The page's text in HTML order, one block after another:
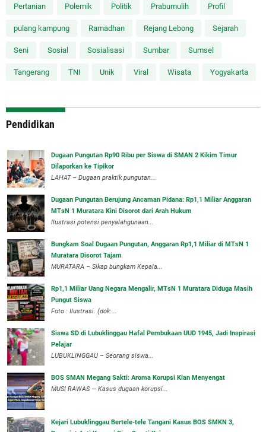
Pertanian Polemik Politik Prabumulih Profil
pulang kampung Ramadhan Rejang Lebong Sejarah
Seni Sosial Sosialisasi Sumbar Sumsel
Tangerang TNI Unik Viral Wisata Yogyakarta
Pendidikan
Dugaan Pungutan Rp90 Ribu per Siswa di SMAN 2 Kikim Timur
Dilaporkan ke Tipikor
LAHAT – Dugaan praktik pungutan...
Dugaan Pungutan Berujung Ancaman Pidana: Rp1,1 Miliar Anggaran
MTsN 1 Muratara Kini Disorot dari Arah Hukum
Ilustrasi potensi penyalahgunaan...
Bungkam Soal Dugaan Pungutan, Anggaran Rp1,1 Miliar di MTsN 1
Muratara Disorot Tajam
‎MURATARA – Sikap bungkam Kepala...
‎Rp1,1 Miliar Uang Negara Mengalir, MTsN 1 Muratara Diduga Masih
Pungut Siswa
Foto : Ilustrasi. (dok:...
Siswa SD di Lubuklinggau Hafal Pembukaan UUD 1945, Jadi Inspirasi
Pelajar
LUBUKLINGGAU – Seorang siswa...
BOS SMAN Megang Sakti: Aroma Korupsi Kian Menyengat
MUSI RAWAS — Kasus dugaan korupsi...
Kejari Lubuklinggau Bertele-tele Tangani Kasus BOS SMKN 3,